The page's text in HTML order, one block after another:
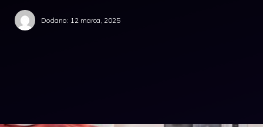
Dodano: 12 marca, 2025